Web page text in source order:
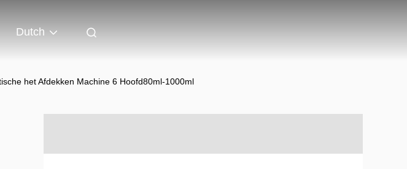
Dutch
het Afdekken Machine 6 Hoofd80ml-1000ml